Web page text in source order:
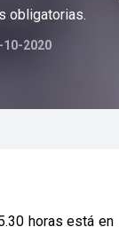
obligatorias.
10-2020
horas está